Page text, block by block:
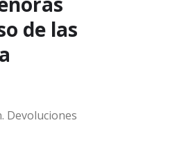
de las
Devoluciones